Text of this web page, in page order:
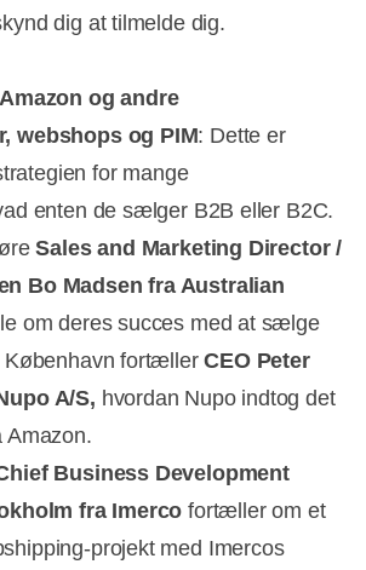
dig at tilmelde dig.
og andre
webshops og PIM: Dette er
for mange
enten de sælger B2B eller B2C.
Sales and Marketing Director /
Bo Madsen fra Australian
om deres succes med at sælge
København fortællerCEO Peter
A/S, hvordan Nupo indtog det
Amazon.
Business Development
fra Imerco fortæller om et
projekt med Imercos